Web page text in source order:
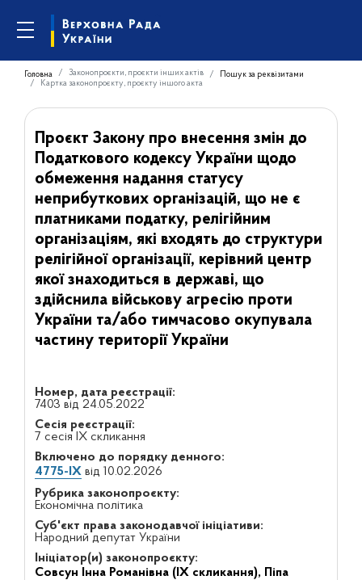
Головна Законопроєкти, проєкти інших актів
Пошук за реквізитами
Картка законопроєкту, проєкту іншого акта
Проєкт Закону про внесення змін до
Податкового кодексу України щодо
обмеження надання статусу
неприбуткових організацій, що не є
платниками податку, релігійним
організаціям, які входять до структури
релігійної організації, керівний центр
якої знаходиться в державі, що
здійснила військову агресію проти
України та/або тимчасово окупувала
частину території України
Номер, дата реєстрації:
7403 від 24.05.2022
Сесія реєстрації:
7 сесія IX скликання
Включено до порядку денного:
4775-IXвід 10.02.2026
Рубрика законопроєкту:
Економічна політика
Суб'єкт права законодавчої ініціативи:
Народний депутат України
Ініціатор(и) законопроєкту:
Совсун Інна Романівна (IX скликання), Піпа